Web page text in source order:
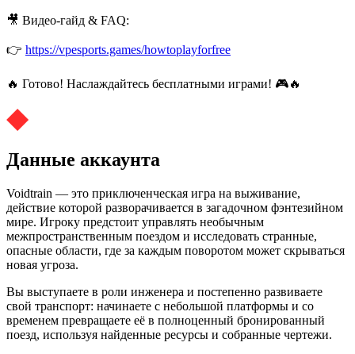
🎥 Видео-гайд & FAQ:
👉 https://vpesports.games/howtoplayforfree
🔥 Готово! Наслаждайтесь бесплатными играми! 🎮🔥
Данные аккаунта
Voidtrain — это приключенческая игра на выживание,
действие которой разворачивается в загадочном фэнтезийном
мире. Игроку предстоит управлять необычным
межпространственным поездом и исследовать странные,
опасные области, где за каждым поворотом может скрываться
новая угроза.
Вы выступаете в роли инженера и постепенно развиваете
свой транспорт: начинаете с небольшой платформы и со
временем превращаете её в полноценный бронированный
поезд, используя найденные ресурсы и собранные чертежи.